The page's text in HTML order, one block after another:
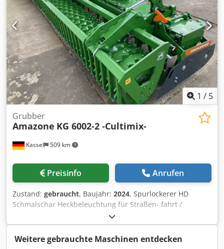
1 / 5
Kassel 509 km
Grubber
Amazone KG 6002-2 -Cultimix-
Preisinfo Anrufen
Zustand: gebraucht, Baujahr: 2024, Spurlockerer HD
Schmalschar Heckbeleuchtung für Straßen- fahrt /
Verstärkungsbleche KG 6002-2 Zinkenset "Griff Super"
Gelenkwelle Bondioli & / Pavesi Manuelle Arbeitstiefen-
verstellung Zahnpackerwalze PW 3000-600 / Tragarme für
KG 02-2 Aufnahme Dsdpfx Adsrxurmokjwa
Weitere gebrauchte Maschinen entdecken